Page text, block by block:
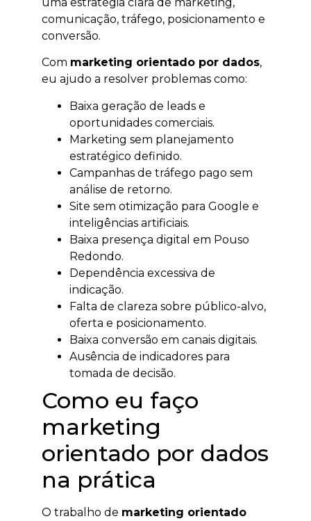
comunicação, tráfego, posicionamento e
conversão.
Com marketing orientado por dados,
eu ajudo a resolver problemas como:
Baixa geração de leads e
oportunidades comerciais.
Marketing sem planejamento
estratégico definido.
Campanhas de tráfego pago sem
análise de retorno.
Site sem otimização para Google e
inteligências artificiais.
Baixa presença digital em Pouso
Redondo.
Dependência excessiva de
indicação.
Falta de clareza sobre público-alvo,
oferta e posicionamento.
Baixa conversão em canais digitais.
Ausência de indicadores para
tomada de decisão.
Como eu faço
marketing
orientado por dados
na prática
O trabalho de marketing orientado